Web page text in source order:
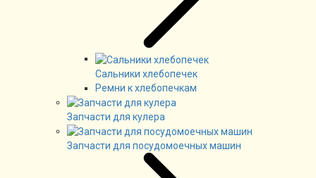
Сальники хлебопечек
Ремни к хлебопечкам
Запчасти для кулера
Запчасти для посудомоечных машин